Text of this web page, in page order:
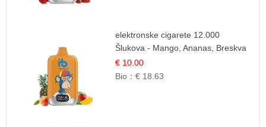
elektronske cigarete 12.000
Šlukova - Mango, Ananas, Breskva
| Tropska Voćna Mješavina
€ 10.00
Bio：€ 18.63